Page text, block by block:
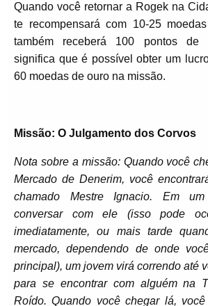
Quando você retornar a Rogek na
te recompensará com 10-25
também receberá 100 pontos de
significa que é possível obter um
60 moedas de ouro na missão.
Missão: O Julgamento dos Corvos
Nota sobre a missão: Quando você
Mercado de Denerim, você
chamado Mestre Ignacio. Em
conversar com ele (isso pode
imediatamente, ou mais tarde
mercado, dependendo de onde
principal), um jovem virá correndo até
para se encontrar com alguém na
Roído. Quando você chegar lá,